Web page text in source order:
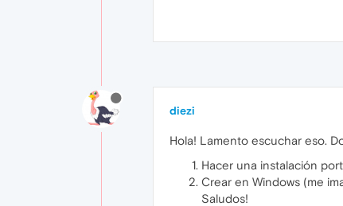
diezi
Hola! Lamento escuchar eso.
Hacer una instalación
Crear en Windows (me
Saludos!